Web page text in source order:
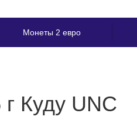
Монеты 2 евро
Куду UNC